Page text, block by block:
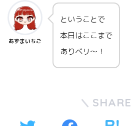
あずまいちご
ということで
本日はここまで
ありベリ～！
SHARE